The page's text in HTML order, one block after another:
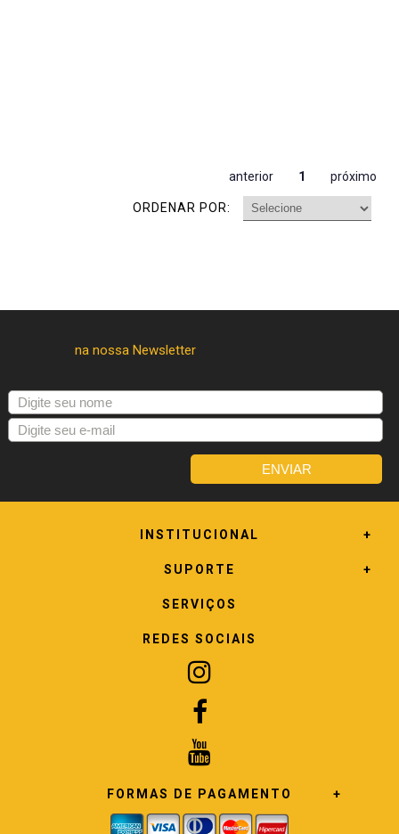
anterior 1 próximo
ORDENAR POR:
INSTITUCIONAL
SUPORTE
SERVIÇOS
REDES SOCIAIS
FORMAS DE PAGAMENTO